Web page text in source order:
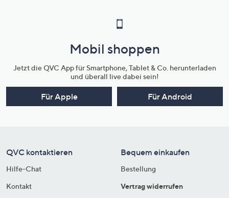
Mobil shoppen
Jetzt die QVC App für Smartphone, Tablet & Co. herunterladen
und überall live dabei sein!
Für Apple Für Android
QVC kontaktieren
Hilfe-Chat
Kontakt
Bequem einkaufen
Bestellung
Vertrag widerrufen